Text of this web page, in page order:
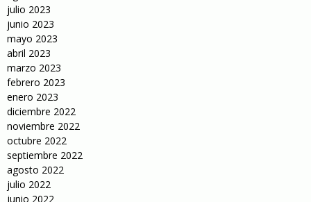
julio 2023
junio 2023
mayo 2023
abril 2023
marzo 2023
febrero 2023
enero 2023
diciembre 2022
noviembre 2022
octubre 2022
septiembre 2022
agosto 2022
julio 2022
junio 2022